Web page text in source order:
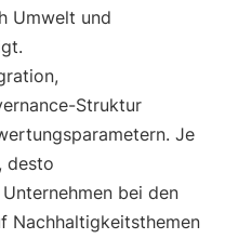
Umwelt und
Struktur
Je
desto
bei den
Nachhaltigkeitsthemen